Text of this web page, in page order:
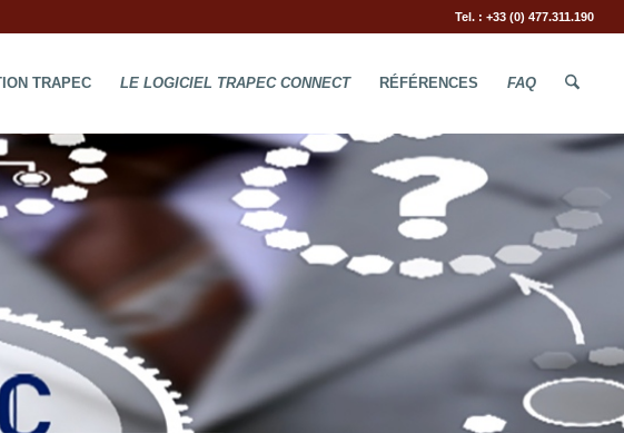
Tel. : +33 (0) 477.311.190
TRAPEC LE LOGICIEL TRAPEC CONNECT RÉFÉRENCES FAQ